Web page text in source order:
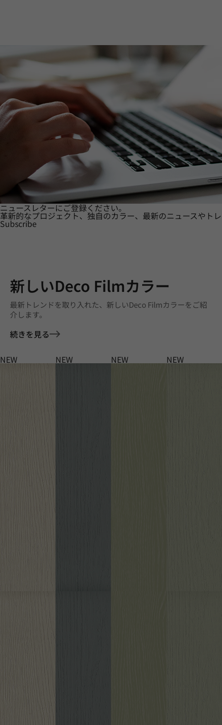
ニュースレターにご登録ください。
革新的なプロジェクト、独自のカラー、最新のニュースやト
Subscribe
新しいDeco Filmカラー
最新トレンドを取り入れた、新しいDeco Filmカラーをご紹
介します。
続きを見る
NEW NEW NEW NEW